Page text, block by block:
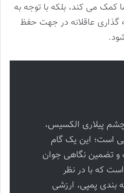
کمک می کند، بلکه با توجه به
گذاری عاقلانه در جهت حفظ
پیلاری الکسیس،
است؛ این یک گام
و تضمین نگاهی جوان
که با در نظر
های 3 در 1 و بسته بندی پمپی، ارزشی